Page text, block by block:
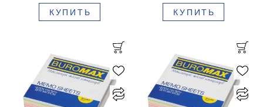
КУПИТЬ КУПИТЬ